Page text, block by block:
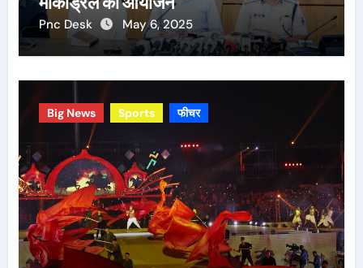
Pnc Desk May 6, 2025
Big News Sports फीचर